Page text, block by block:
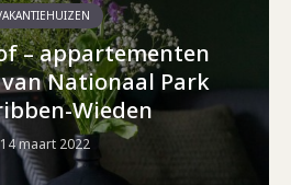
– appartementen
Nationaal Park
Wieden
14 maart 2022